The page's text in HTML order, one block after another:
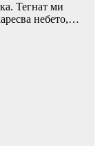
Тегнат ми
небето,…